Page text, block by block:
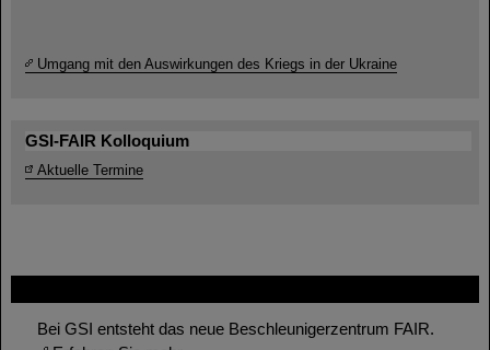
Bei GSI entsteht das neue Beschleunigerzentrum FAIR.
Umgang mit den Auswirkungen des Kriegs in der Ukraine
GSI-FAIR Kolloquium
Aktuelle Termine